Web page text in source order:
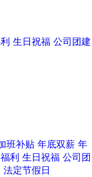
生日祝福 公司团建
班补贴 年底双薪 年
利 生日祝福 公司团
法定节假日